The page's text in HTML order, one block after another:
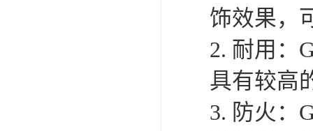
饰效果，
2. 耐用：
具有较高
3. 防火：